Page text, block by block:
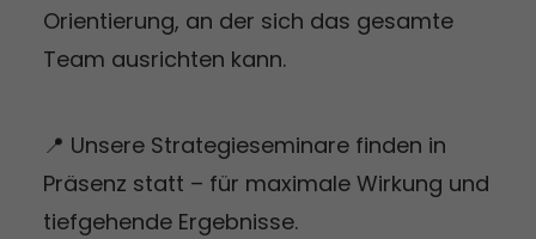
Orientierung, an der sich das gesamte
Team ausrichten kann.
📍 Unsere Strategieseminare finden in
Präsenz statt – für maximale Wirkung und
tiefgehende Ergebnisse.